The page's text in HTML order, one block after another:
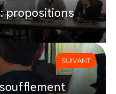
propositions
SUIVANT